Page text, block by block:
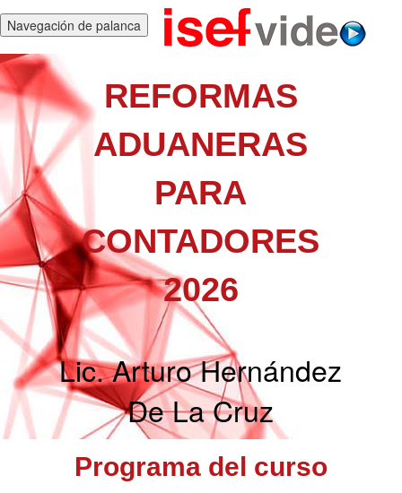
Navegación de palanca
REFORMAS
ADUANERAS
PARA
CONTADORES
2026
Lic. Arturo Hernández
De La Cruz
Programa del curso